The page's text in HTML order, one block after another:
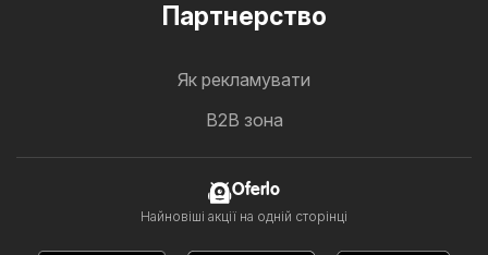
Партнерство
Як рекламувати
B2B зона
Oferlo
Найновіші акції на одній сторінці